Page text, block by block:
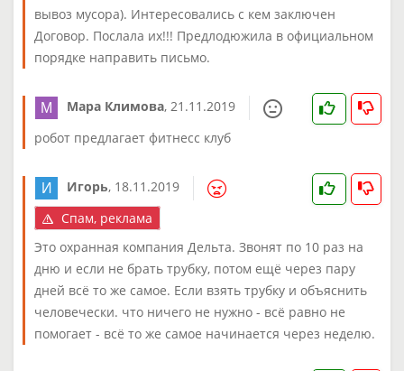
вывоз мусора). Интересовались с кем заключен
Договор. Послала их!!! Предлодюжила в официальном
порядке направить письмо.
Мара Климова, 21.11.2019
робот предлагает фитнесс клуб
Игорь, 18.11.2019
Спам, реклама
Это охранная компания Дельта. Звонят по 10 раз на
дню и если не брать трубку, потом ещё через пару
дней всё то же самое. Если взять трубку и объяснить
человечески. что ничего не нужно - всё равно не
помогает - всё то же самое начинается через неделю.